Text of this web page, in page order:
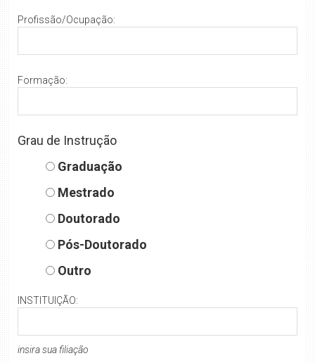
Profissão/Ocupação:
Formação:
Grau de Instrução
Graduação
Mestrado
Doutorado
Pós-Doutorado
Outro
INSTITUIÇÃO:
insira sua filiação